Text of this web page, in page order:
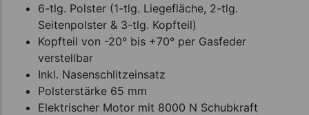
6-tlg. Polster (1-tlg. Liegefläche, 2-tlg.
Seitenpolster & 3-tlg. Kopfteil)
Kopfteil von -20° bis +70° per Gasfeder
verstellbar
Inkl. Nasenschlitzeinsatz
Polsterstärke 65 mm
Elektrischer Motor mit 8000 N Schubkraft